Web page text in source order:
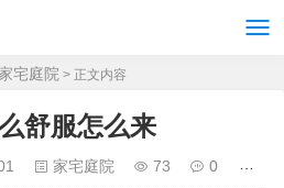
宅庭院 > 正文内容
舒服怎么来
家宅庭院 73 0